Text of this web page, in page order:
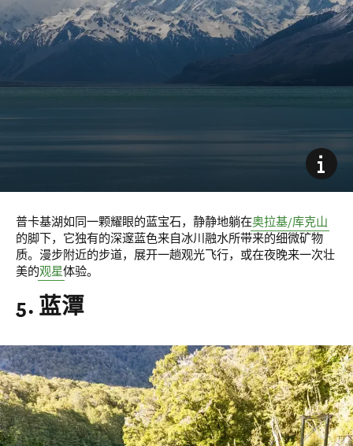
普卡基湖如同一颗耀眼的蓝宝石，静静地躺在奥拉基/库克山
的脚下，它独有的深邃蓝色来自冰川融水所带来的细微矿物
质。漫步附近的步道，展开一趟观光飞行，或在夜晚来一次壮
美的观星体验。
5. 蓝潭